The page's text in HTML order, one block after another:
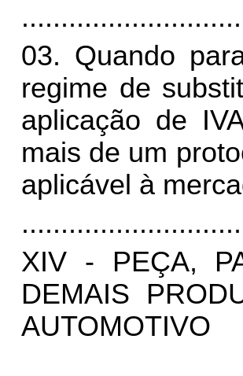
03. Quando
regime de
aplicação de
mais de um
aplicável à
XIV - PEÇA,
DEMAIS
AUTOMOTIVO